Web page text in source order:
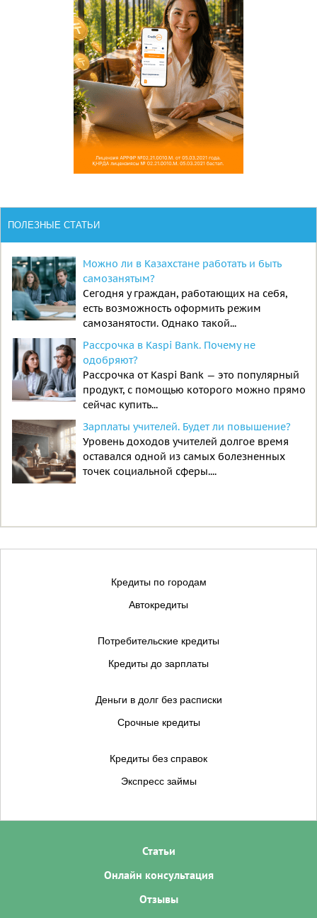
ПОЛЕЗНЫЕ СТАТЬИ
Можно ли в Казахстане работать и быть
самозанятым?
Сегодня у граждан, работающих на себя,
есть возможность оформить режим
самозанятости. Однако такой...
Рассрочка в Kaspi Bank. Почему не
одобряют?
Рассрочка от Kaspi Bank — это популярный
продукт, с помощью которого можно прямо
сейчас купить...
Зарплаты учителей. Будет ли повышение?
Уровень доходов учителей долгое время
оставался одной из самых болезненных
точек социальной сферы....
Кредиты по городам
Автокредиты
Потребительские кредиты
Кредиты до зарплаты
Деньги в долг без расписки
Срочные кредиты
Кредиты без справок
Экспресс займы
Статьи
Онлайн консультация
Отзывы